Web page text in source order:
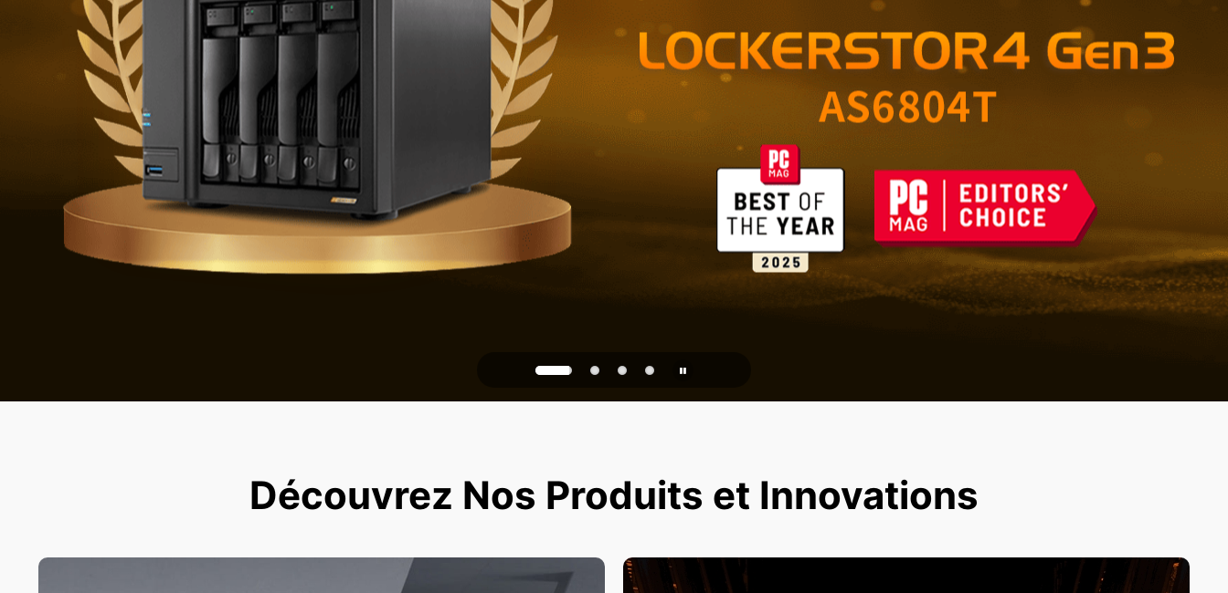
Stockage fiable pour la maison et le
bureau
PQC Ready
Se défendre contre les attaques quantiques du futur
Découvrez Nos Produits et Innovations